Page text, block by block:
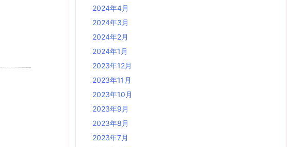
2024年4月
2024年3月
2024年2月
2024年1月
2023年12月
2023年11月
2023年10月
2023年9月
2023年8月
2023年7月